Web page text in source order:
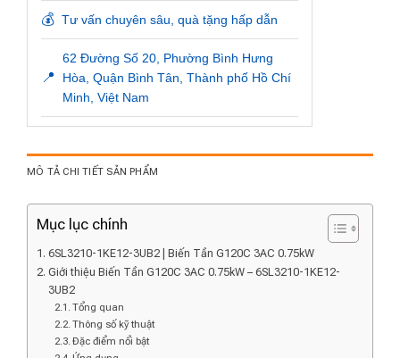
💰 Tư vấn chuyên sâu, quà tặng hấp dẫn
📍
62 Đường Số 20, Phường Bình Hưng
Hòa, Quận Bình Tân, Thành phố Hồ Chí
Minh, Việt Nam
MÔ TẢ CHI TIẾT SẢN PHẨM
Mục lục chính
6SL3210-1KE12-3UB2 | Biến Tần G120C 3AC 0.75kW
Giới thiệu Biến Tần G120C 3AC 0.75kW – 6SL3210-1KE12-
3UB2
Tổng quan
Thông số kỹ thuật
Đặc điểm nổi bật